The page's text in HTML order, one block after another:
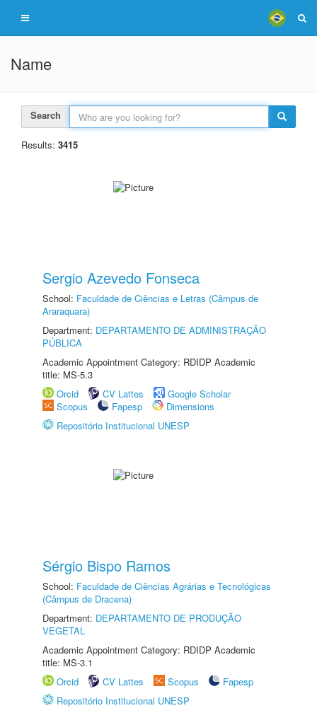
Name
Search
Results: 3415
Sergio Azevedo Fonseca
School: Faculdade de Ciências e Letras (Câmpus de
Araraquara)
Department: DEPARTAMENTO DE ADMINISTRAÇÃO
PÚBLICA
Academic Appointment Category: RDIDP Academic
title: MS-5.3
Orcid
CV Lattes
Google Scholar
Scopus
Fapesp
Dimensions
Repositório Institucional UNESP
Sérgio Bispo Ramos
School: Faculdade de Ciências Agrárias e Tecnológicas
(Câmpus de Dracena)
Department: DEPARTAMENTO DE PRODUÇÃO
VEGETAL
Academic Appointment Category: RDIDP Academic
title: MS-3.1
Orcid
CV Lattes Scopus
Fapesp
Repositório Institucional UNESP